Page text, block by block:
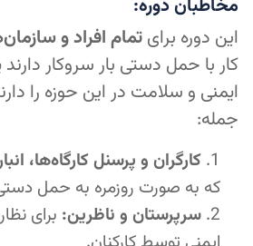
مخاطبان دوره:
این دوره برایتمام افراد و
کار با حمل دستی بار سروکار
ایمنی و سلامت در این حوزه را
جمله:
کارگران و پرسنل کارگاه‌ها،
که به صورت روزمره به حمل دستی
سرپرستان و ناظرین: برای